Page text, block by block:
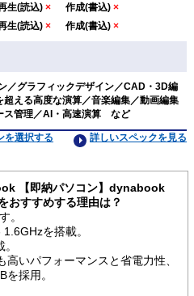
生(読込) × 作成(書込) ×
生(読込) × 作成(書込) ×
／グラフィックデザイン／CAD・3D編
超える高度な演算／音楽編集／動画編集
ス管理／AI・高速演算 など
詳しいスペックを見る
を選択する
【即納パソコン】dynabook
おすすめする理由は？
。
を搭載。
いパフォーマンスと省電力性、
採用。